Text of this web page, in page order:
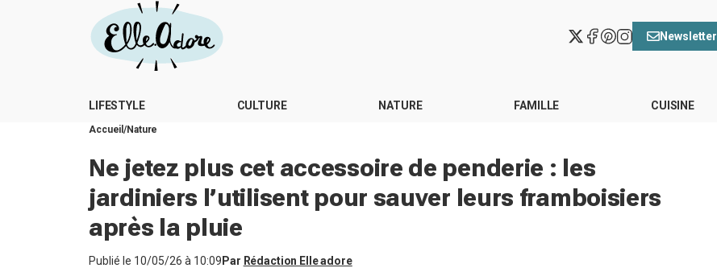
Newsletter
LIFESTYLE CULTURE NATURE FAMILLE CUISINE
Accueil Nature
Ne jetez plus cet accessoire de penderie : les
jardiniers l’utilisent pour sauver leurs framboisiers
après la pluie
Publié le 10/05/26 à 10:09 Par Rédaction Elle adore